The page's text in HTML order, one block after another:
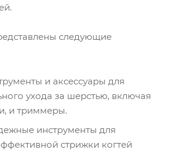
следующие
и аксессуары для
ухода за шерстью, включая
и триммеры.
инструменты для
стрижки когтей